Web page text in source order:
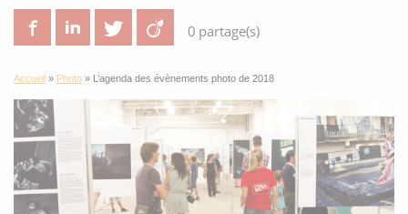
FacebookLinkedIn Twitter Viadeopartage(s)
0
Accueil » Photo » L’agenda des évènements photo de 2018